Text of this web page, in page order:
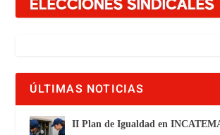
ÚLTIMAS NOTICIAS
II Plan de Igualdad en